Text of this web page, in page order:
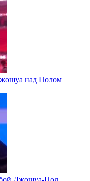
над Полом